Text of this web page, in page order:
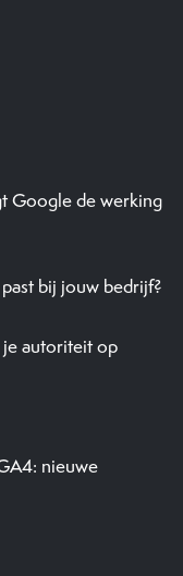
Google de werking
bij jouw bedrijf?
autoriteit op
nieuwe